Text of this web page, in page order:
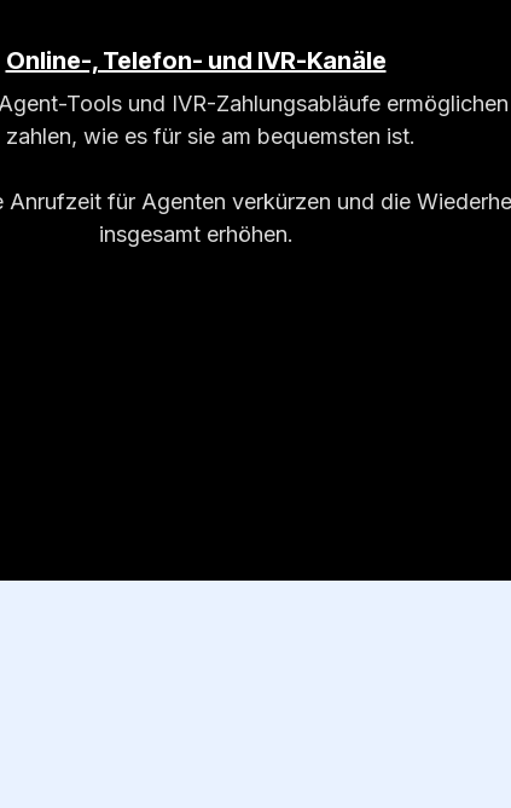
Online-, Telefon- und IVR-Kanäle
Tools und IVR-Zahlungsabläufe
zahlen, wie es für sie am bequemsten ist.
Anrufzeit für Agenten verkürzen und die
insgesamt erhöhen.